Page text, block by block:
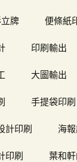
牌 便條紙
印刷輸出
大圖輸出
手提袋印刷
計印刷 海
印刷 葉和